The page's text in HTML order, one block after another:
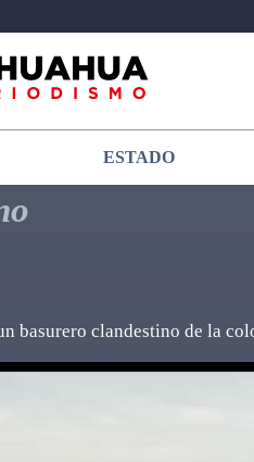
ESTADO
basurero clandestino de la